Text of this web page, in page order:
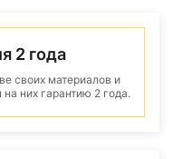
2 года
своих материалов и
них гарантию 2 года.